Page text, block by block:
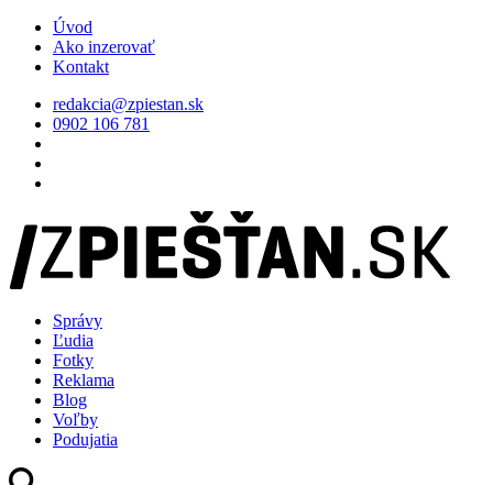
Úvod
Ako inzerovať
Kontakt
redakcia@zpiestan.sk
0902 106 781
Správy
Ľudia
Fotky
Reklama
Blog
Voľby
Podujatia